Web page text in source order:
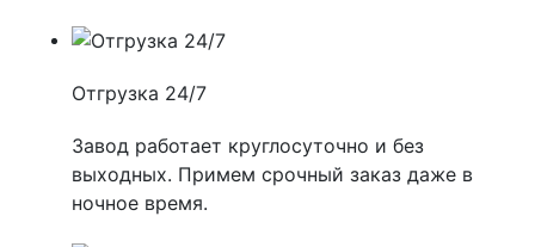
Отгрузка 24/7
Завод работает круглосуточно и без
выходных. Примем срочный заказ даже в
ночное время.